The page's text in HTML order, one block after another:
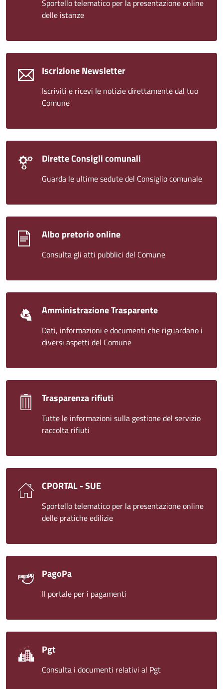
Sportello telematico per la presentazione online
delle istanze
Iscrizione Newsletter
Iscriviti e ricevi le notizie direttamente dal tuo
Comune
Dirette Consigli comunali
Guarda le ultime sedute del Consiglio comunale
Albo pretorio online
Consulta gli atti pubblici del Comune
Amministrazione Trasparente
Dati, informazioni e documenti che riguardano i
diversi aspetti del Comune
Trasparenza rifiuti
Tutte le informazioni sulla gestione del servizio
raccolta rifiuti
CPORTAL - SUE
Sportello telematico per la presentazione online
delle pratiche edilizie
PagoPa
Il portale per i pagamenti
Pgt
Consulta i documenti relativi al Pgt